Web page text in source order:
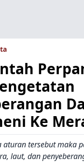
Ke
aturan tersebut maka
laut, dan